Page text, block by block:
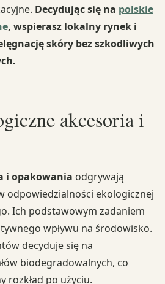
Decydując się na polskie
, wspierasz lokalny rynek i
skóry bez szkodliwych
akcesoria i
i opakowania odgrywają
odpowiedzialności ekologicznej
Ich podstawowym zadaniem
wpływu na środowisko.
decyduje się na
biodegradowalnych, co
rozkład po użyciu.